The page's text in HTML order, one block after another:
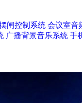
闸控制系统 会议室音
广播背景音乐系统 手